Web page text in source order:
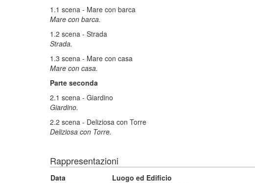
1.1 scena - Mare con barca
Mare con barca.
1.2 scena - Strada
Strada.
1.3 scena - Mare con casa
Mare con casa.
Parte seconda
2.1 scena - Giardino
Giardino.
2.2 scena - Deliziosa con Torre
Deliziosa con Torre.
Rappresentazioni
Data Luogo ed Edificio